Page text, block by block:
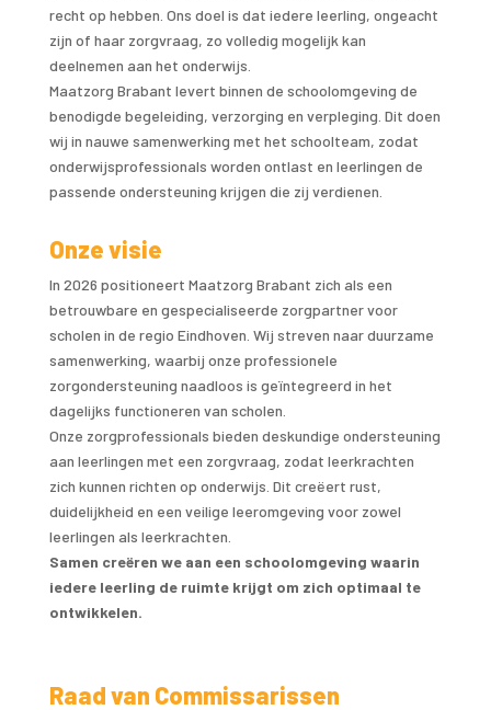
recht op hebben. Ons doel is dat iedere leerling, ongeacht
zijn of haar zorgvraag, zo volledig mogelijk kan
deelnemen aan het onderwijs.
Maatzorg Brabant levert binnen de schoolomgeving de
benodigde begeleiding, verzorging en verpleging. Dit doen
wij in nauwe samenwerking met het schoolteam, zodat
onderwijsprofessionals worden ontlast en leerlingen de
passende ondersteuning krijgen die zij verdienen.
Onze visie
In 2026 positioneert Maatzorg Brabant zich als een
betrouwbare en gespecialiseerde zorgpartner voor
scholen in de regio Eindhoven. Wij streven naar duurzame
samenwerking, waarbij onze professionele
zorgondersteuning naadloos is geïntegreerd in het
dagelijks functioneren van scholen.
Onze zorgprofessionals bieden deskundige ondersteuning
aan leerlingen met een zorgvraag, zodat leerkrachten
zich kunnen richten op onderwijs. Dit creëert rust,
duidelijkheid en een veilige leeromgeving voor zowel
leerlingen als leerkrachten.
Samen creëren we aan een schoolomgeving waarin
iedere leerling de ruimte krijgt om zich optimaal te
ontwikkelen.
Raad van Commissarissen